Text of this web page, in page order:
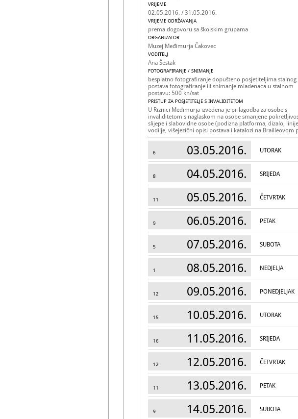
VRIJEME
02.05.2016. / 31.05.2016.
VRIJEME ODRŽAVANJA
prema dogovoru sa školskim grupama
ORGANIZATOR
Muzej Međimurja Čakovec
VODITELJ
Ana Šestak
FOTOGRAFIRANJE / SNIMANJE
besplatno fotografiranje dopušteno posjetiteljima stalnog
postava fotografiranje ili snimanje mladenaca u stalnom
postavu: 500 kn/sat
PRISTUP ZA POSJETITELJE S INVALIDITETOM
U Riznici Međimurja izvedena je prilagodba za osobe s
invaliditetom s naglaskom na osobe smanjene
slijepe i slabovidne osobe (podizna platforma, dizalo, linije
vodilje, višejezični opisi postava i katalozi na Brailleovom
višejezični audio vodiči, taktilne mape)
Milan Popović
6 03.05.2016. UTORAK
8 04.05.2016. SRIJEDA
11 05.05.2016. ČETVRTAK
9 06.05.2016. PETAK
5 07.05.2016. SUBOTA
1 08.05.2016. NEDJELJA
12 09.05.2016. PONEDJELJAK
15 10.05.2016. UTORAK
16 11.05.2016. SRIJEDA
12 12.05.2016. ČETVRTAK
11 13.05.2016. PETAK
9 14.05.2016. SUBOTA